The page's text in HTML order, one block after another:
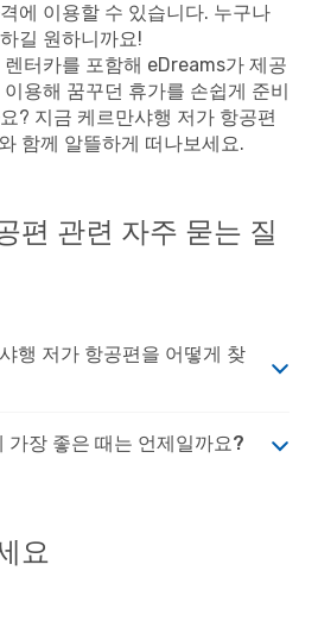
에 이용할 수 있습니다. 누구나
길 원하니까요!
터카를 포함해 eDreams가 제공
용해 꿈꾸던 휴가를 손쉽게 준비
? 지금 케르만샤행 저가 항공편
함께 알뜰하게 떠나보세요.
편 관련 자주 묻는 질
행 저가 항공편을 어떻게 찾
가장 좋은 때는 언제일까요?
요